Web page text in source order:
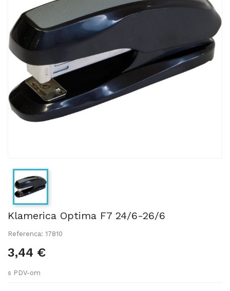
Klamerica Optima F7 24/6-26/6
Referenca: 17810
3,44 €
s PDV-om